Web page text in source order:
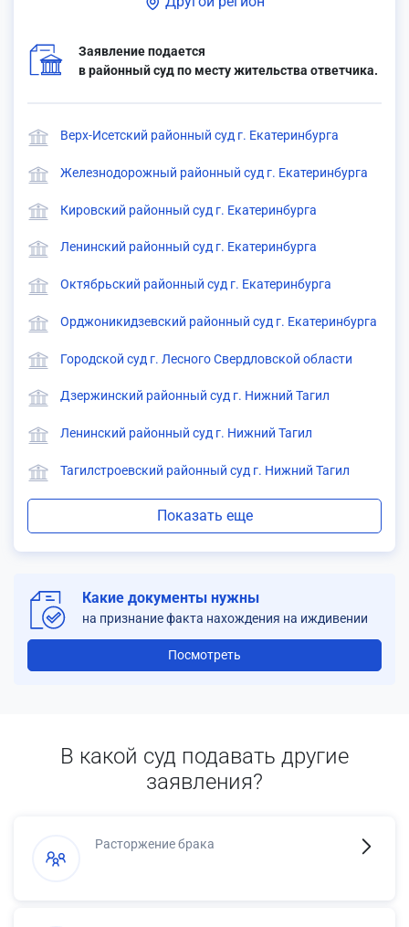
Заявление подается
в районный суд по месту жительства ответчика.
Верх-Исетский районный суд г. Екатеринбурга
Железнодорожный районный суд г. Екатеринбурга
Кировский районный суд г. Екатеринбурга
Ленинский районный суд г. Екатеринбурга
Октябрьский районный суд г. Екатеринбурга
Орджоникидзевский районный суд г. Екатеринбурга
Городской суд г. Лесного Свердловской области
Дзержинский районный суд г. Нижний Тагил
Ленинский районный суд г. Нижний Тагил
Тагилстроевский районный суд г. Нижний Тагил
Показать еще
Какие документы нужны
на признание факта нахождения на иждивении
Посмотреть
В какой суд подавать другие
заявления?
Расторжение брака